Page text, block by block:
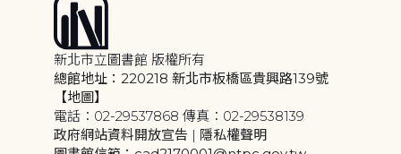
新北市立圖書館 版權所有
總館地址：220218 新北市板橋區貴興路139號
【地圖】
電話：02-29537868 傳真：02-29538139
政府網站資料開放宣告 | 隱私權聲明